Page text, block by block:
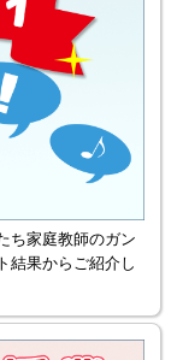
ち家庭教師のガン
結果からご紹介し